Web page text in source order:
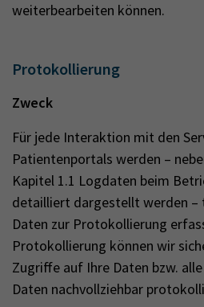
weiterbearbeiten können.
Protokollierung
Zweck
Für jede Interaktion mit den
Patientenportals werden –
Kapitel 1.1 Logdaten beim
detailliert dargestellt werden –
Daten zur Protokollierung
Protokollierung können wir
Zugriffe auf Ihre Daten bzw.
Daten nachvollziehbar